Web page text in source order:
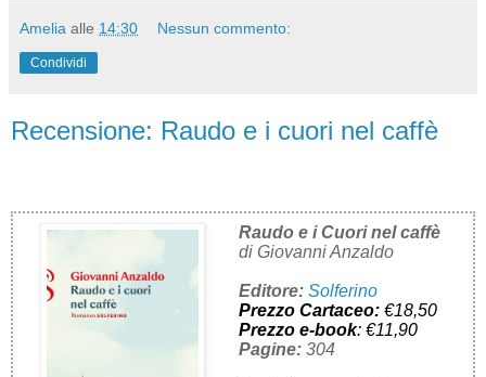
Amelia alle 14:30 Nessun commento:
Condividi
Recensione: Raudo e i cuori nel caffè
Raudo e i Cuori nel caffè
di Giovanni Anzaldo
Editore:Solferino
Prezzo Cartaceo: €18,50
Prezzo e-book: €11,90
Pagine:304